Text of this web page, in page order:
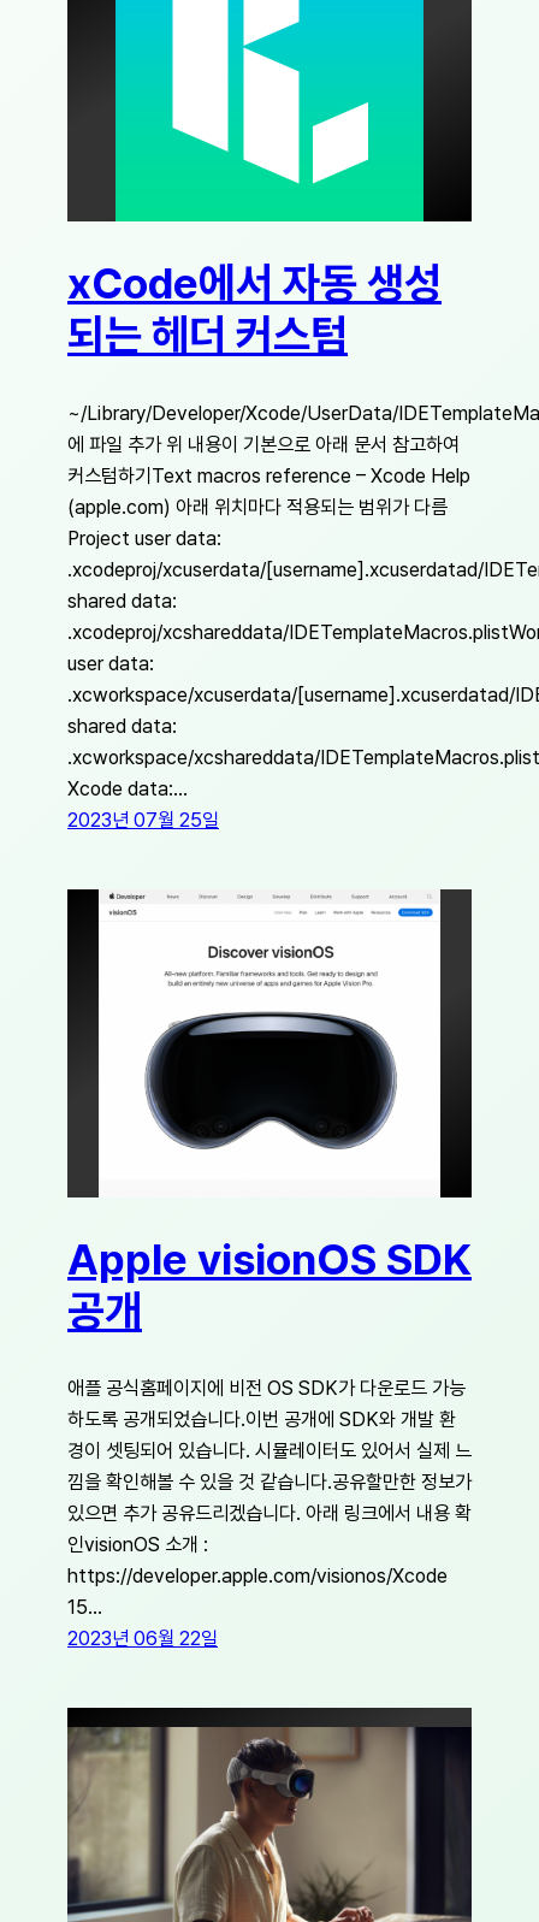
xCode에서 자동 생성
되는 헤더 커스텀
~/Library/Developer/Xcode/UserData/
에 파일 추가 위 내용이 기본으로 아래 문서 참고하여
커스텀하기Text macros reference – Xcode Help
(apple.com) 아래 위치마다 적용되는 범위가 다름
Project user data:
.xcodeproj/xcuserdata/[username].xcuserdatad/
shared data:
.xcodeproj/xcshareddata/
user data:
.xcworkspace/xcuserdata/[username].xcuserdatad/
shared data:
.xcworkspace/xcshareddata/
Xcode data:…
2023년 07월 25일
Apple visionOS SDK
공개
애플 공식홈페이지에 비전 OS SDK가 다운로드 가능
하도록 공개되었습니다.이번 공개에 SDK와 개발 환
경이 셋팅되어 있습니다. 시뮬레이터도 있어서 실제 느
낌을 확인해볼 수 있을 것 같습니다.공유할만한 정보가
있으면 추가 공유드리겠습니다. 아래 링크에서 내용 확
인visionOS 소개 :
https://developer.apple.com/visionos/Xcode
15…
2023년 06월 22일